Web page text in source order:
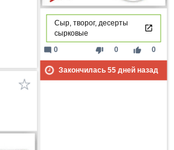
Сыр, творог, десерты
сырковые
thumb_down 0 thumb_up 0
mode_comment 0
Закончилась 55дней назад